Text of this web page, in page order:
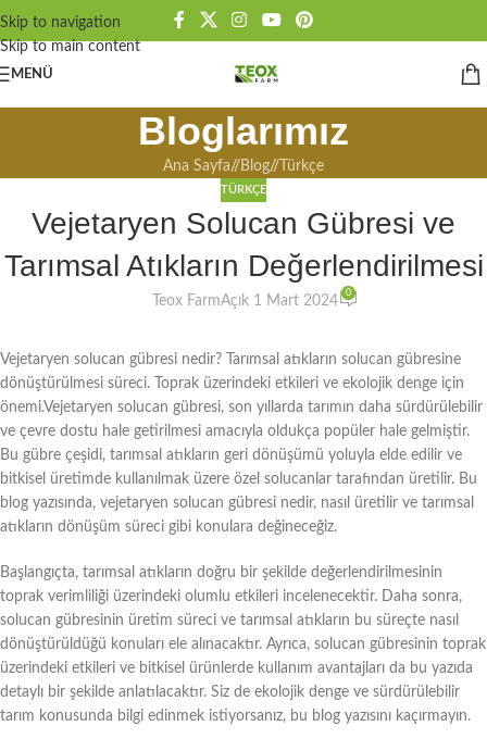
Skip to navigation
Skip to main content
MENÜ
Bloglarımız
Ana Sayfa/ Blog/ Türkçe
TÜRKÇE
Vejetaryen Solucan Gübresi ve
Tarımsal Atıkların Değerlendirilmesi
Teox FarmAçık 1 Mart 2024
0
Vejetaryen solucan gübresi nedir? Tarımsal atıkların solucan gübresine
dönüştürülmesi süreci. Toprak üzerindeki etkileri ve ekolojik denge için
önemi.Vejetaryen solucan gübresi, son yıllarda tarımın daha sürdürülebilir
ve çevre dostu hale getirilmesi amacıyla oldukça popüler hale gelmiştir.
Bu gübre çeşidi, tarımsal atıkların geri dönüşümü yoluyla elde edilir ve
bitkisel üretimde kullanılmak üzere özel solucanlar tarafından üretilir. Bu
blog yazısında, vejetaryen solucan gübresi nedir, nasıl üretilir ve tarımsal
atıkların dönüşüm süreci gibi konulara değineceğiz.
Başlangıçta, tarımsal atıkların doğru bir şekilde değerlendirilmesinin
toprak verimliliği üzerindeki olumlu etkileri incelenecektir. Daha sonra,
solucan gübresinin üretim süreci ve tarımsal atıkların bu süreçte nasıl
dönüştürüldüğü konuları ele alınacaktır. Ayrıca, solucan gübresinin toprak
üzerindeki etkileri ve bitkisel ürünlerde kullanım avantajları da bu yazıda
detaylı bir şekilde anlatılacaktır. Siz de ekolojik denge ve sürdürülebilir
tarım konusunda bilgi edinmek istiyorsanız, bu blog yazısını kaçırmayın.